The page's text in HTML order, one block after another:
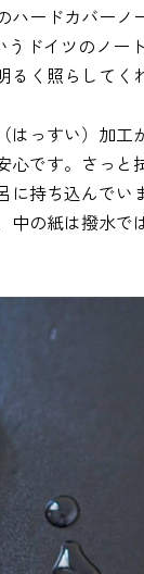
ハードカバーノ
うドイツのノー
く照らしてく
はっすい）加
心です。さっと
持ち込んでい
中の紙は撥水で